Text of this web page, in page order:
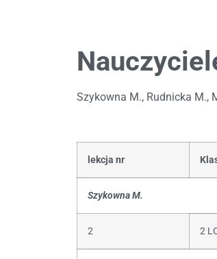
Szykowna M., Rudnicka M.,
lekcja nr
Szykowna M.
2 2